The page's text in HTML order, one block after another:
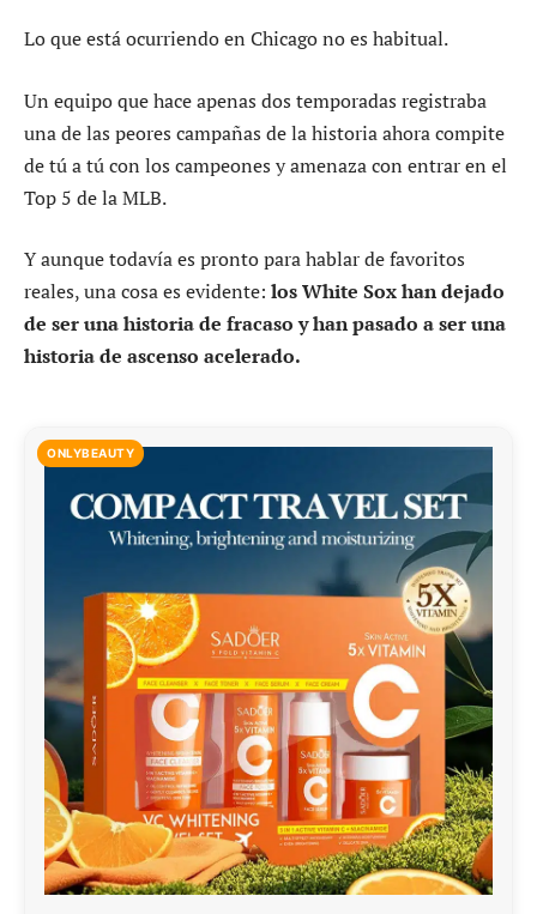
Lo que está ocurriendo en Chicago no es habitual.
Un equipo que hace apenas dos temporadas registraba
una de las peores campañas de la historia ahora compite
de tú a tú con los campeones y amenaza con entrar en el
Top 5 de la MLB.
Y aunque todavía es pronto para hablar de favoritos
reales, una cosa es evidente: los White Sox han dejado
de ser una historia de fracaso y han pasado a ser una
historia de ascenso acelerado.
ONLYBEAUTY